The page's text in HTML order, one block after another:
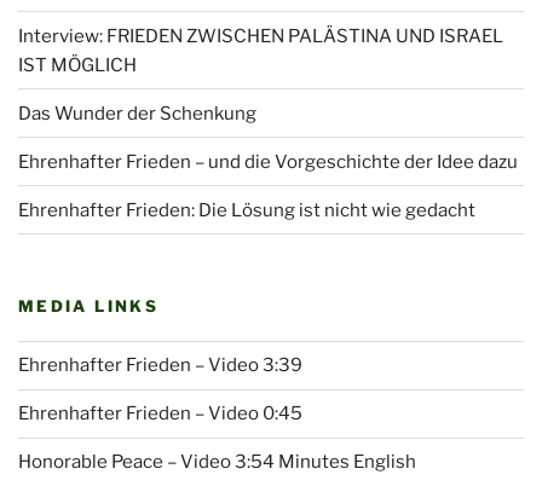
Interview: FRIEDEN ZWISCHEN PALÄSTINA UND ISRAEL
IST MÖGLICH
Das Wunder der Schenkung
Ehrenhafter Frieden – und die Vorgeschichte der Idee dazu
Ehrenhafter Frieden: Die Lösung ist nicht wie gedacht
MEDIA LINKS
Ehrenhafter Frieden – Video 3:39
Ehrenhafter Frieden – Video 0:45
Honorable Peace – Video 3:54 Minutes English